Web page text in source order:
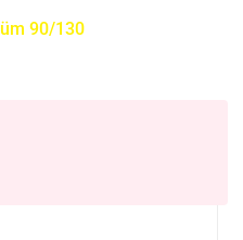
90/130